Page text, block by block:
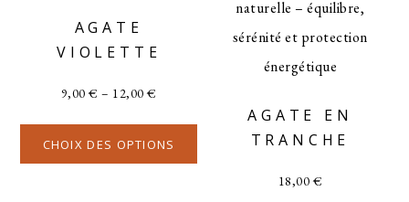
AGATE
VIOLETTE
9,00€ – 12,00€
CHOIX DES OPTIONS
AGATE EN
TRANCHE
18,00€